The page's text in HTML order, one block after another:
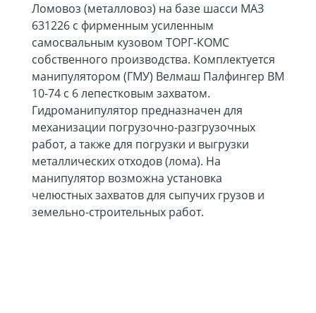
Ломовоз (металловоз) на базе шасси МАЗ
631226 с фирменным усиленным
самосвальным кузовом ТОРГ-КОМС
собственного производства. Комплектуется
манипулятором (ГМУ) Велмаш Палфингер ВМ
10-74 с 6 лепестковым захватом.
Гидроманипулятор предназначен для
механизации погрузочно-разгрузочных
работ, а также для погрузки и выгрузки
металлических отходов (лома). На
манипулятор возможна установка
челюстных захватов для сыпучих грузов и
земельно-строительных работ.